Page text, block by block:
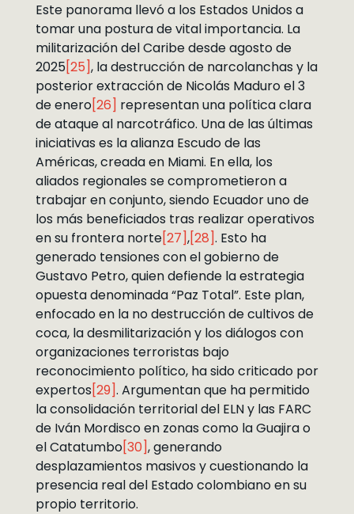
Este panorama llevó a los Estados Unidos a
tomar una postura de vital importancia. La
militarización del Caribe desde agosto de
2025[25], la destrucción de narcolanchas y la
posterior extracción de Nicolás Maduro el 3
de enero[26] representan una política clara
de ataque al narcotráfico. Una de las últimas
iniciativas es la alianza Escudo de las
Américas, creada en Miami. En ella, los
aliados regionales se comprometieron a
trabajar en conjunto, siendo Ecuador uno de
los más beneficiados tras realizar operativos
en su frontera norte[27],[28]. Esto ha
generado tensiones con el gobierno de
Gustavo Petro, quien defiende la estrategia
opuesta denominada “Paz Total”. Este plan,
enfocado en la no destrucción de cultivos de
coca, la desmilitarización y los diálogos con
organizaciones terroristas bajo
reconocimiento político, ha sido criticado por
expertos[29]. Argumentan que ha permitido
la consolidación territorial del ELN y las FARC
de Iván Mordisco en zonas como la Guajira o
el Catatumbo[30], generando
desplazamientos masivos y cuestionando la
presencia real del Estado colombiano en su
propio territorio.